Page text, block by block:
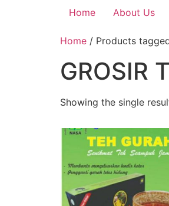
Home
About Us
Home / Products tagged
GROSIR
Showing the single